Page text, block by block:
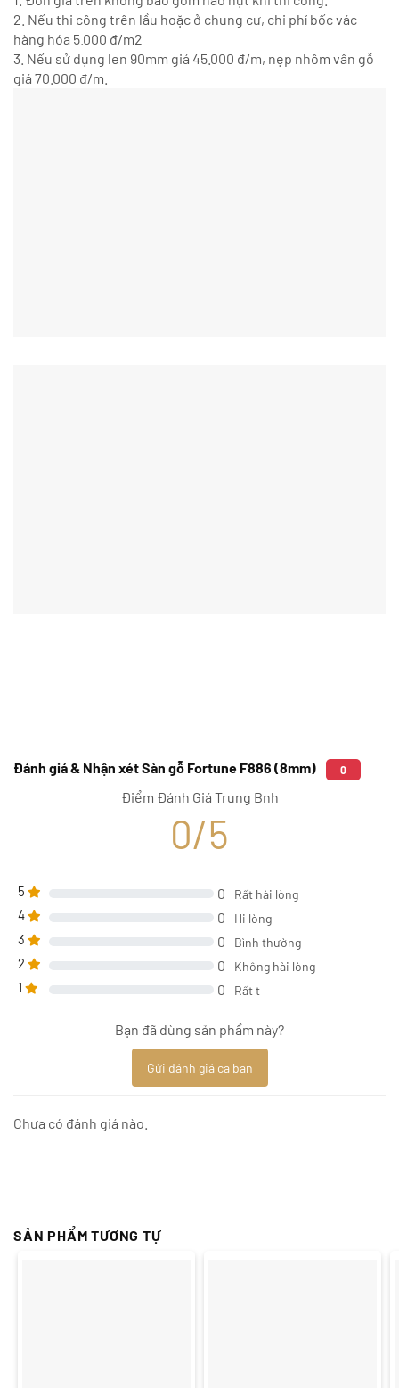
2. Nếu thi công trên lầu hoặc ở chung cư, chi phí bốc vác
hàng hóa 5.000 đ/m2
3. Nếu sử dụng len 90mm giá 45.000 đ/m, nẹp nhôm vân gỗ
giá 70.000 đ/m.
Đánh giá & Nhận xét Sàn gỗ Fortune F886 (8mm) 0
Điểm Đánh Giá Trung Bnh
0/5
5 0 Rất hài lòng
4 0 Hi lòng
3 0 Bình thường
2 0 Không hài lòng
1 0 Rất t
Bạn đã dùng sản phẩm này?
Gửi đánh giá ca bạn
Chưa có đánh giá nào.
SẢN PHẨM TƯƠNG TỰ